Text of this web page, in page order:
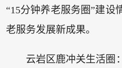
“15分钟养老服务圈”建设
老服务发展新成果。
云岩区鹿冲关生活圈